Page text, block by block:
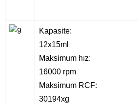
Kapasite:
12x15ml
Maksimum hız:
16000 rpm
Maksimum RCF:
30194xg